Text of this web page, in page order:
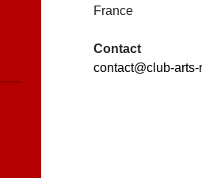
France
Contact
contact@club-